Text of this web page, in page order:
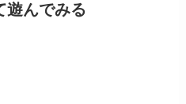
遊んでみる